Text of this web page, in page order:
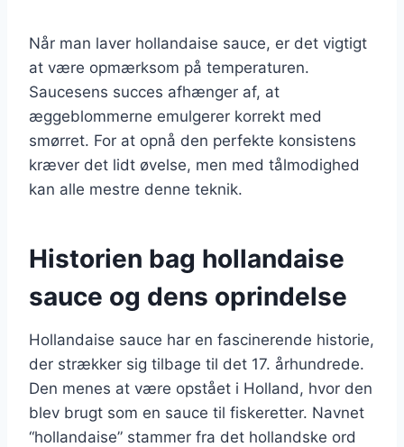
Når man laver hollandaise sauce, er det vigtigt
at være opmærksom på temperaturen.
Saucesens succes afhænger af, at
æggeblommerne emulgerer korrekt med
smørret. For at opnå den perfekte konsistens
kræver det lidt øvelse, men med tålmodighed
kan alle mestre denne teknik.
Historien bag hollandaise
sauce og dens oprindelse
Hollandaise sauce har en fascinerende historie,
der strækker sig tilbage til det 17. århundrede.
Den menes at være opstået i Holland, hvor den
blev brugt som en sauce til fiskeretter. Navnet
“hollandaise” stammer fra det hollandske ord